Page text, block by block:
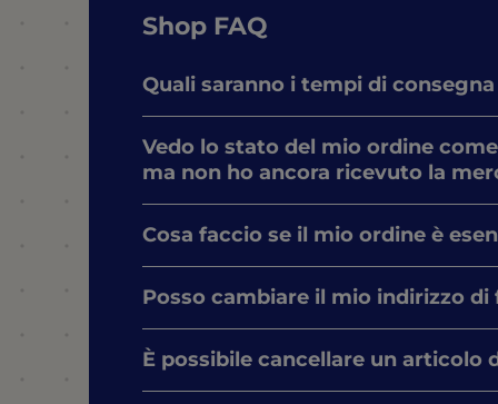
Shop FAQ
Quali saranno i tempi di
Vedo lo stato del mio ordine
ma non ho ancora ricevuto la
Cosa faccio se il mio ordine è
Posso cambiare il mio indirizzo di
È possibile cancellare un articolo